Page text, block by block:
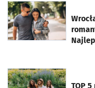
otworzy się w nowej
TOP
otworzy się w nowej